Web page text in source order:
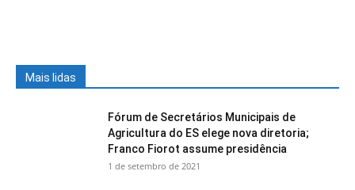
Mais lidas
Fórum de Secretários Municipais de
Agricultura do ES elege nova diretoria;
Franco Fiorot assume presidência
1 de setembro de 2021